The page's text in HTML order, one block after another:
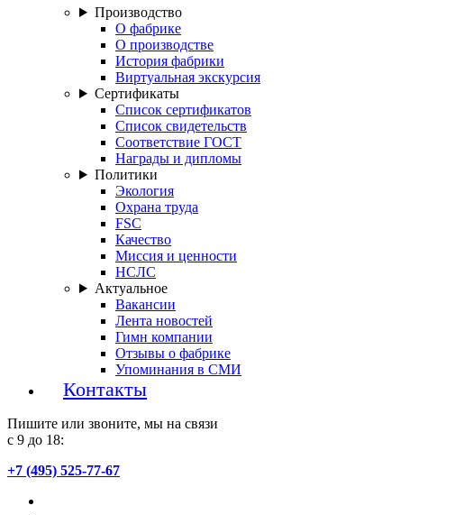
Производство
О фабрике
О производстве
История фабрики
Виртуальная экскурсия
Сертификаты
Список сертификатов
Список свидетельств
Соответствие ГОСТ
Награды и дипломы
Политики
Экология
Охрана труда
FSC
Качество
Миссия и ценности
НСЛС
Актуальное
Вакансии
Лента новостей
Гимн компании
Отзывы о фабрике
Упоминания в СМИ
Контакты
Пишите или звоните, мы на связи
с 9 до 18:
+7 (495) 525-77-67